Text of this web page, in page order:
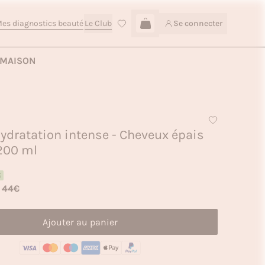
diagnostics beautéLe Club Se connecter
Connexion
MAISON
intense - Cheveux épais
ml
44€
Ajouter au panier
Ajouter au panier — 31,90€